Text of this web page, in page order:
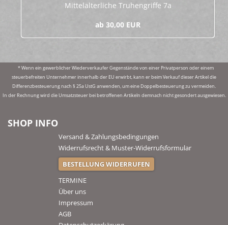
Mit­tel­al­ter­li­che Tru­hen­grif­fe 7a
ab 30,00 EUR
* Wenn ein gewerblicher Wiederverkaufer Gegenstände von einer Privatperson oder einem
steuerbefreiten Unternehmer innerhalb der EU erwirbt, kann er beim Verkauf dieser Artikel die
Differenzbesteuerung nach § 25a UstG anwenden, um eine Doppelbesteuerung zu vermeiden.
In der Rechnung wird die Umsatzsteuer bei betroffenen Artikeln demnach nicht gesondert ausgewiesen.
SHOP INFO
Versand & Zahlungsbedingungen
Widerrufsrecht & Muster-Widerrufsformular
BESTELLUNG WIDERRUFEN
TERMINE
Über uns
Impressum
AGB